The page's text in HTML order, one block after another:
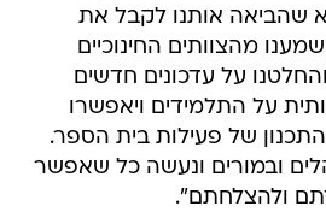
שהביאה אותנו לקבל את
מהצוותים החינוכיים
על עדכונים חדשים
על התלמידים ויאפשרו
התכנון של פעילות בית הספר.
ובמורים ונעשה כל שאפשר
ולהצלחתם".